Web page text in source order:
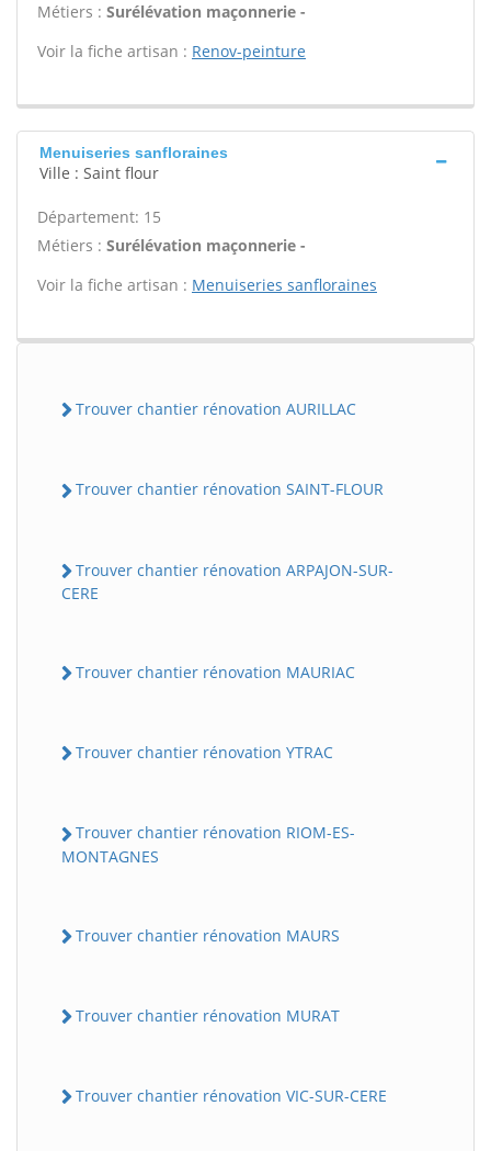
Métiers : Surélévation maçonnerie -
Voir la fiche artisan : Renov-peinture
Menuiseries sanfloraines
Ville : Saint flour
Département: 15
Métiers : Surélévation maçonnerie -
Voir la fiche artisan : Menuiseries sanfloraines
Trouver chantier rénovation AURILLAC
Trouver chantier rénovation SAINT-FLOUR
Trouver chantier rénovation ARPAJON-SUR-
CERE
Trouver chantier rénovation MAURIAC
Trouver chantier rénovation YTRAC
Trouver chantier rénovation RIOM-ES-
MONTAGNES
Trouver chantier rénovation MAURS
Trouver chantier rénovation MURAT
Trouver chantier rénovation VIC-SUR-CERE